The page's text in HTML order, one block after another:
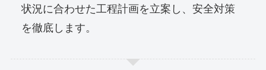
状況に合わせた工程計画を立案し、安全対策
を徹底します。